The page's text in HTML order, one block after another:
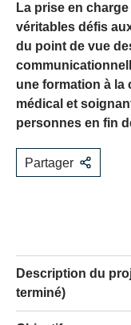
La prise en
véritables défis
du point de vue
une formation à la
médical et
personnes en fin
Partager
Description du
terminé)